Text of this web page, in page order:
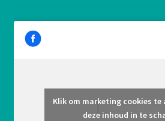
Design4all.nu
Klik om marketing cookies te
deze inhoud in te